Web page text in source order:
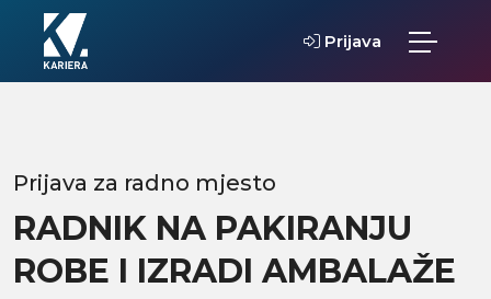
Prijava
Prijava za radno mjesto
RADNIK NA PAKIRANJU
ROBE I IZRADI AMBALAŽE